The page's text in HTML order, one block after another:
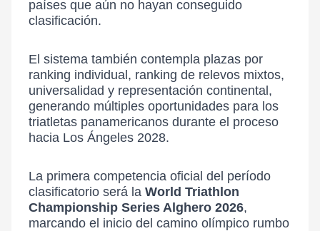
países que aún no hayan conseguido
clasificación.
El sistema también contempla plazas por
ranking individual, ranking de relevos mixtos,
universalidad y representación continental,
generando múltiples oportunidades para los
triatletas panamericanos durante el proceso
hacia Los Ángeles 2028.
La primera competencia oficial del período
clasificatorio será la World Triathlon
Championship Series Alghero 2026,
marcando el inicio del camino olímpico rumbo